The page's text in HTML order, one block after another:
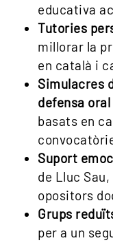
educativa
Tutories
millorar la
en català i
Simulacres
defensa oral
basats en
Suport
de Lluc
opositors
Grups
per a un